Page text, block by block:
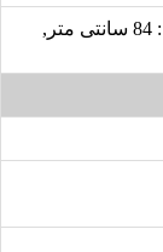
ارتفاع : 75.5 سانتی متر, طول : 84 سانتی متر,